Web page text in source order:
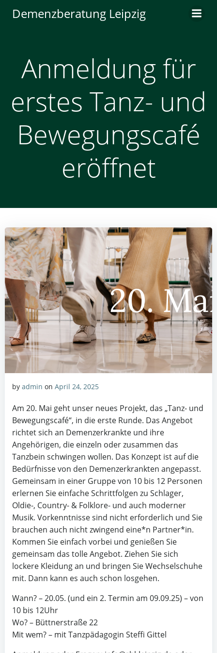
Inhalt
Demenzberatung Leipzig
Anmeldung für
erstes Tanz- und
Bewegungscafé
eröffnet
by admin on April 24, 2025
Am 20. Mai geht unser neues Projekt, das „Tanz- und
Bewegungscafé“, in die erste Runde. Das Angebot
richtet sich an Demenzerkrankte und ihre
Angehörigen, die einzeln oder zusammen das
Tanzbein schwingen wollen. Das Konzept ist auf die
Bedürfnisse von den Demenzerkrankten angepasst.
Gemeinsam in einer Gruppe von 10 bis 12 Personen
erlernen Sie einfache Schrittfolgen zu Schlager,
Oldie-, Country- & Folklore- und auch moderner
Musik. Vorkenntnisse sind nicht erforderlich und Sie
brauchen auch nicht zwingend eine*n Partner*in.
Kommen Sie einfach vorbei und genießen Sie
gemeinsam das tolle Angebot. Ziehen Sie sich
lockere Kleidung an und bringen Sie Wechselschuhe
mit. Dann kann es auch schon losgehen.
Wann? – 20.05. (und ein 2. Termin am 09.09.25) – von
10 bis 12Uhr
Wo? – Büttnerstraße 22
Mit wem? – mit Tanzpädagogin Steffi Gittel